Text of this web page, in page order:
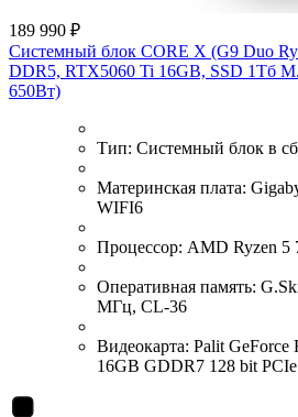
189 990 ₽
Системный блок CORE X (G9 Duo
DDR5, RTX5060 Ti 16GB, SSD 1Тб
650Вт)
Тип: Системный блок в
Материнская плата:
WIFI6
Процессор: AMD Ryzen 5
Оперативная память:
МГц, CL-36
Видеокарта: Palit
16GB GDDR7 128 bit